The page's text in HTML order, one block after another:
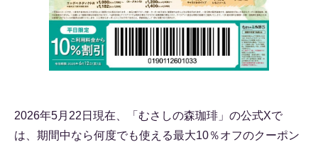
2026年5月22日現在、「むさしの森珈琲」の公式Xで
は、期間中なら何度でも使える最大10％オフのクーポン